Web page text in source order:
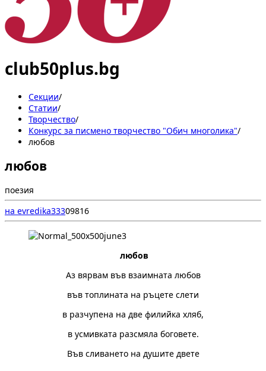
club50plus.bg
Секции/
Статии/
Творчество/
Конкурс за писмено творчество "Обич многолика"/
любов
любов
поезия
на evredika33309816
любов
Аз вярвам във взаимната любов
във топлината на ръцете слети
в разчупена на две филийка хляб,
в усмивката разсмяла боговете.
Във сливането на душите двете